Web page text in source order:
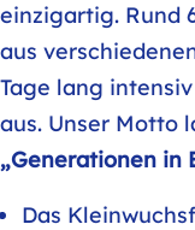
einzigartig. Rund
aus
Tage lang
aus. Unser Motto
„Generationen in
Das